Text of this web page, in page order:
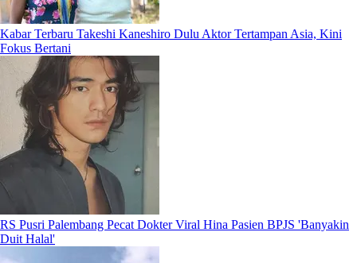
Kabar Terbaru Takeshi Kaneshiro Dulu Aktor Tertampan Asia, Kini
Fokus Bertani
RS Pusri Palembang Pecat Dokter Viral Hina Pasien BPJS 'Banyakin
Duit Halal'